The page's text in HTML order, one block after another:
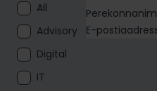
All
Advisory
Digital
IT